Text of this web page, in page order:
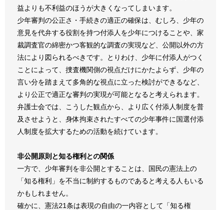
益よりも不利益のほうが大きくなってしまいます。
少年審判の公正さ・手続きの適正の確保は、むしろ、少年の
意見を代弁する役割を持つ付添人を少年につけることや、家
裁調査官の綿密かつ客観的な調査の実現など、公開以外の方
法により図られるべきです。とりわけ、少年に付添人がつく
ことによって、捜査機関側の視点だけにかたよらず、少年の
言い分を踏まえて多角的な視点に立った検討ができるなど、
より公正で適正な審判の実現が可能となると考えられます。
弁護士会では、こうした観点から、より広く付添人制度を普
及させようと、身体拘束されたすべての少年事件に国選付添
人制度を拡大するための活動を続けています。
非公開原則と知る権利との関係
一方で、少年審判を非公開とすることは、国民の憲法上の
「知る権利」を不当に制約するものであると考える人もいる
かもしれません。
確かに、憲法21条は表現の自由の一内容として「知る権